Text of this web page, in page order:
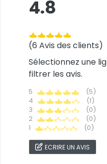
4.8
(6 Avis des clients)
Sélectionnez une
filtrer les avis.
5
(5)
4
(1)
3
(0)
2
(0)
1
(0)
ECRIRE UN AVIS